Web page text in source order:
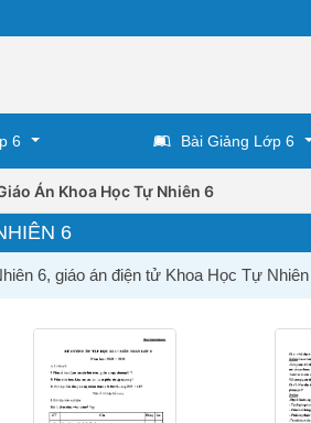
6 Bài Giảng Lớp 6
Án Khoa Học Tự Nhiên 6
6
6, giáo án điện tử Khoa Học Tự